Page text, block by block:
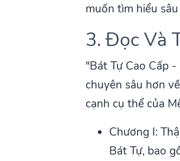
muốn tìm hiểu
3. Đọc Và
"Bát Tự Cao Cấp
chuyên sâu hơn
cạnh cụ thể của
Chương I:
Bát Tự, bao